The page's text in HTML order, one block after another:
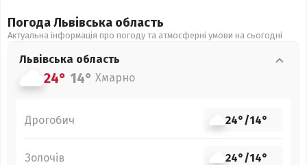
Погода Львівська область
Актуальна інформація про погоду та атмосферні умови на сьогодні
Львівська область
24° 14° Хмарно
Дрогобич 24°/14°
Золочів 24°/14°